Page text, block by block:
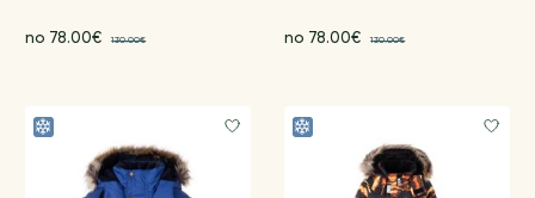
no 78.00€ 130.00€ no 78.00€ 130.00€